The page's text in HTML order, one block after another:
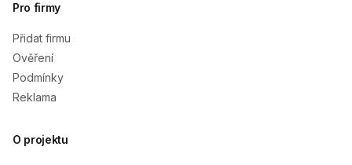
Pro firmy
Přidat firmu
Ověření
Podmínky
Reklama
O projektu